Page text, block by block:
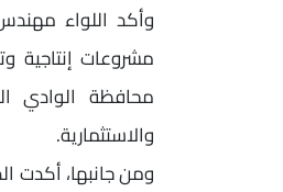
وأكد اللواء
مشروعات إنتاجية
محافظة الوادي
والاستثمارية.
ومن جانبها، أكدت